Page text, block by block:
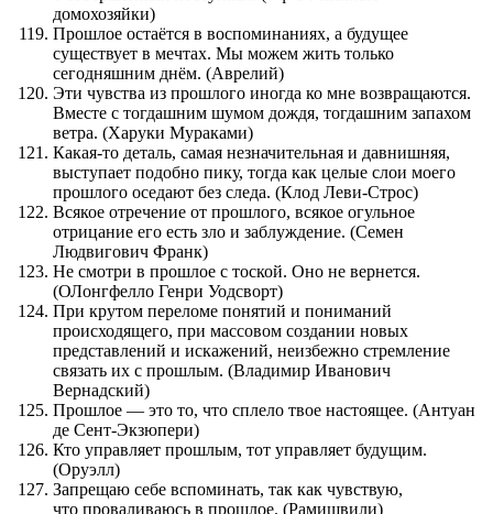
домохозяйки)
Прошлое остаётся в воспоминаниях, а будущее
существует в мечтах. Мы можем жить только
сегодняшним днём. (Аврелий)
Эти чувства из прошлого иногда ко мне возвращаются.
Вместе с тогдашним шумом дождя, тогдашним запахом
ветра. (Харуки Мураками)
Какая-то деталь, самая незначительная и давнишняя,
выступает подобно пику, тогда как целые слои моего
прошлого оседают без следа. (Клод Леви-Строс)
Всякое отречение от прошлого, всякое огульное
отрицание его есть зло и заблуждение. (Семен
Людвигович Франк)
Не смотри в прошлое с тоской. Оно не вернется.
(ОЛонгфелло Генри Уодсворт)
При крутом переломе понятий и пониманий
происходящего, при массовом создании новых
представлений и искажений, неизбежно стремление
связать их с прошлым. (Владимир Иванович
Вернадский)
Прошлое — это то, что сплело твое настоящее. (Антуан
де Сент-Экзюпери)
Кто управляет прошлым, тот управляет будущим.
(Оруэлл)
Запрещаю себе вспоминать, так как чувствую,
что проваливаюсь в прошлое. (Рамишвили)